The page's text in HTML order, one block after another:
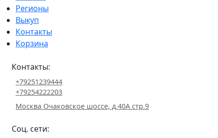
Регионы
Выкуп
Контакты
Корзина
Контакты:
+79251239444
+79254222203
Москва Очаковское шоссе, д.40А стр.9
Соц. сети: